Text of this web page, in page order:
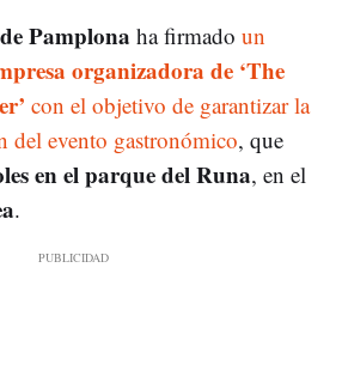
Pamplona ha firmado un
organizadora de ‘The
con el objetivo de garantizar la
del evento gastronómico, que
en el parque del Runa, en el
.